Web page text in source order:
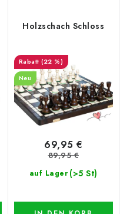
Holzschach Schloss
(22 %)
Neu
auf Lager (>5 St)
69,95 €
89,95 €